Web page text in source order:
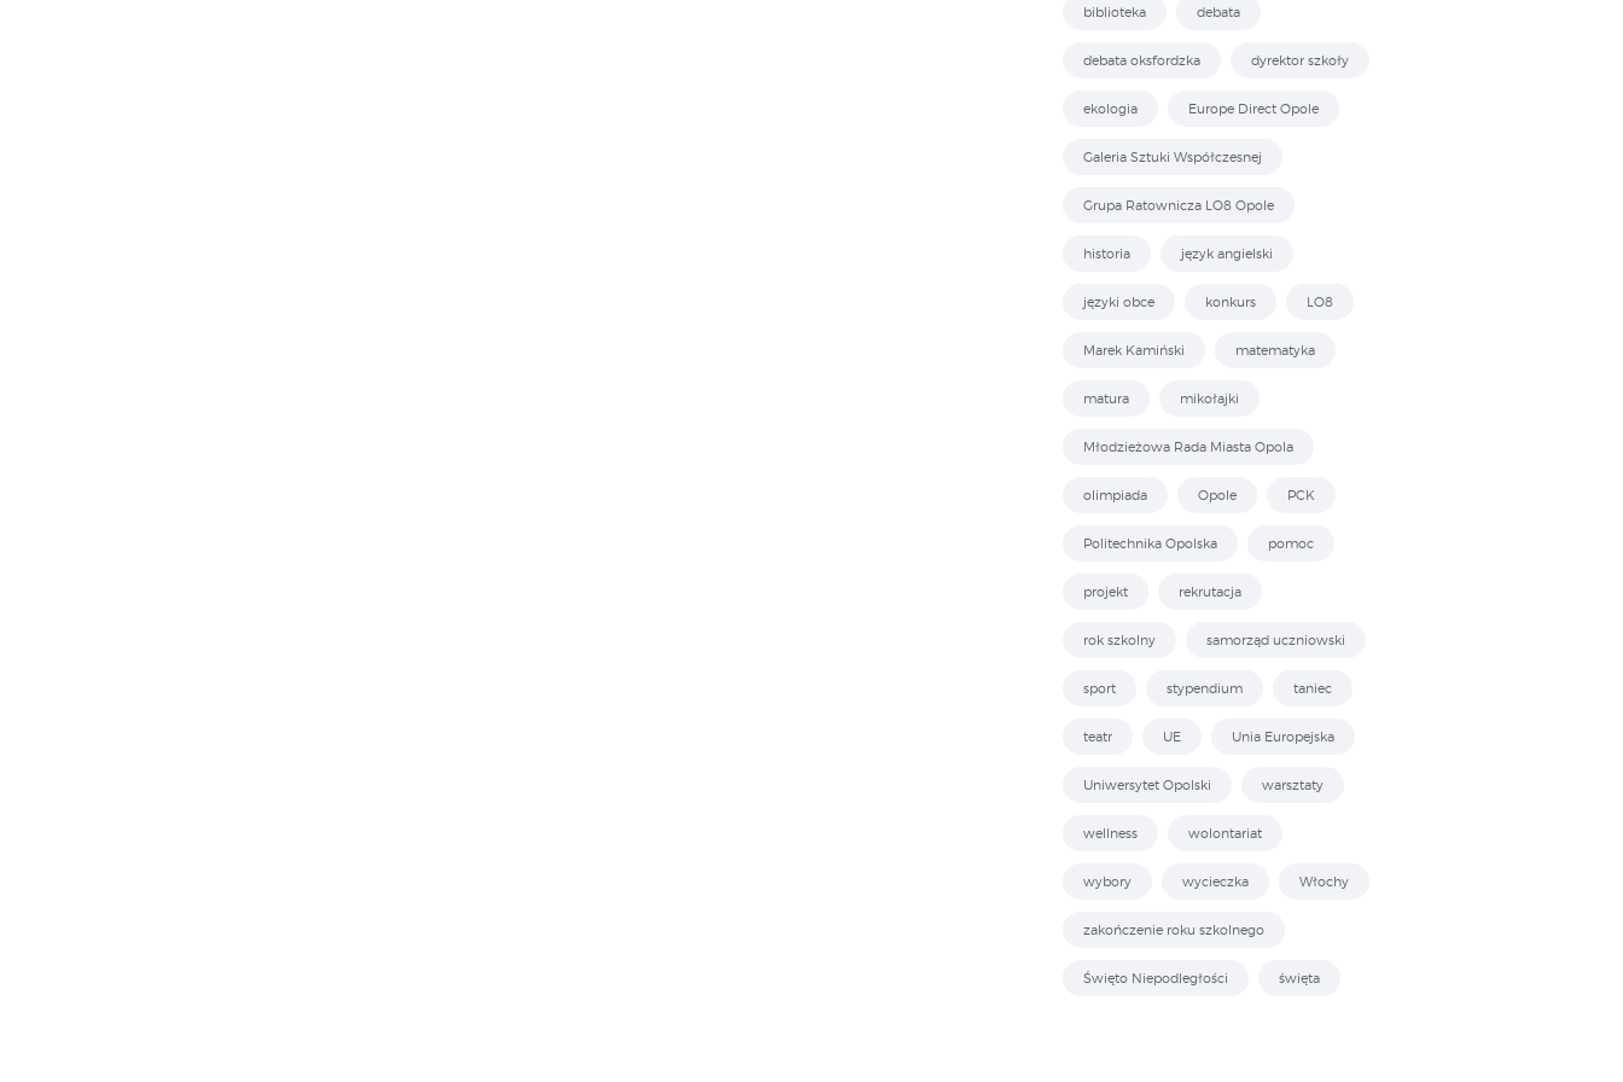
biblioteka debata
debata oksfordzka dyrektor szkoły
ekologia Europe Direct Opole
Galeria Sztuki Współczesnej
Grupa Ratownicza LO8 Opole
historia język angielski
języki obce konkurs LO8
Marek Kamiński matematyka
matura mikołajki
Młodzieżowa Rada Miasta Opola
olimpiada Opole PCK
Politechnika Opolska pomoc
projekt rekrutacja
rok szkolny samorząd uczniowski
sport stypendium taniec
teatr UE Unia Europejska
Uniwersytet Opolski warsztaty
wellness wolontariat
wybory wycieczka Włochy
zakończenie roku szkolnego
Święto Niepodległości święta